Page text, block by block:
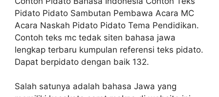
Pidato Pidato Sambutan Pembawa Acara MC
Acara Naskah Pidato Pidato Tema Pendidikan.
Contoh teks mc tedak siten bahasa jawa
lengkap terbaru kumpulan referensi teks pidato.
Dapat berpidato dengan baik 132.
Salah satunya adalah bahasa Jawa yang